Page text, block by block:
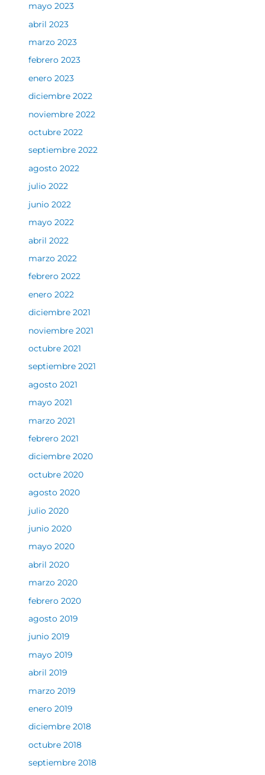
mayo 2023
abril 2023
marzo 2023
febrero 2023
enero 2023
diciembre 2022
noviembre 2022
octubre 2022
septiembre 2022
agosto 2022
julio 2022
junio 2022
mayo 2022
abril 2022
marzo 2022
febrero 2022
enero 2022
diciembre 2021
noviembre 2021
octubre 2021
septiembre 2021
agosto 2021
mayo 2021
marzo 2021
febrero 2021
diciembre 2020
octubre 2020
agosto 2020
julio 2020
junio 2020
mayo 2020
abril 2020
marzo 2020
febrero 2020
agosto 2019
junio 2019
mayo 2019
abril 2019
marzo 2019
enero 2019
diciembre 2018
octubre 2018
septiembre 2018